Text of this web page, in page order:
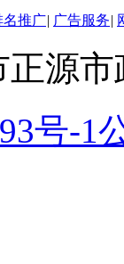
名推广| 广告服务|
源
号-1